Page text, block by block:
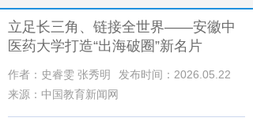
立足长三角、链接全世界——安徽中
医药大学打造“出海破圈”新名片
作者：史睿雯 张秀明
发布时间：2026.05.22
来源：中国教育新闻网